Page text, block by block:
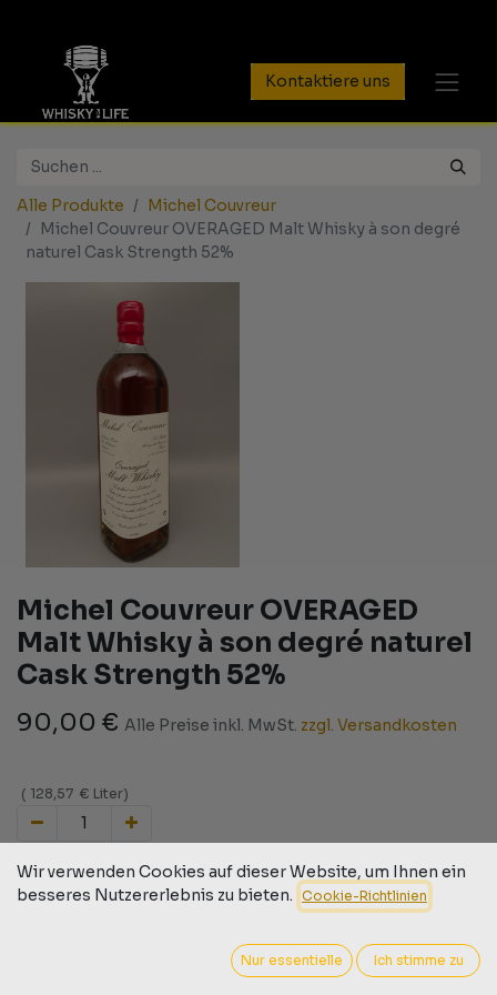
Kontaktiere uns
Alle Produkte
Michel Couvreur
Michel Couvreur OVERAGED Malt Whisky à son degré
naturel Cask Strength 52%
Michel Couvreur OVERAGED
Malt Whisky à son degré naturel
Cask Strength 52%
90,00 € Alle Preise inkl. MwSt. zzgl. Versandkosten
( 128,57 € Liter)
IN DEN WARENKORB JETZT KAUFEN
Wir verwenden Cookies auf dieser Website, um Ihnen ein
besseres Nutzererlebnis zu bieten. Cookie-Richtlinien
Nur essentielle Ich stimme zu